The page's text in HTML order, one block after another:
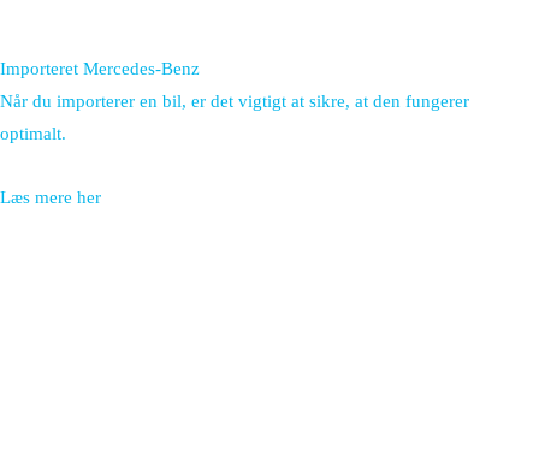
Importeret Mercedes-Benz
Når du importerer en bil, er det vigtigt at sikre, at den fungerer
optimalt.
Læs mere her